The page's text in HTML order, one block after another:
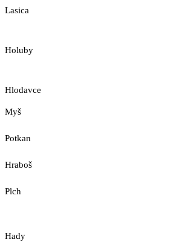
Lasica
Holuby
Hlodavce
Myš
Potkan
Hraboš
Plch
Hady